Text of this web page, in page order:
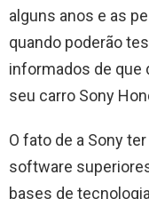
alguns anos e as
quando poderão
informados de que
seu carro Sony
O fato de a Sony
software
bases de